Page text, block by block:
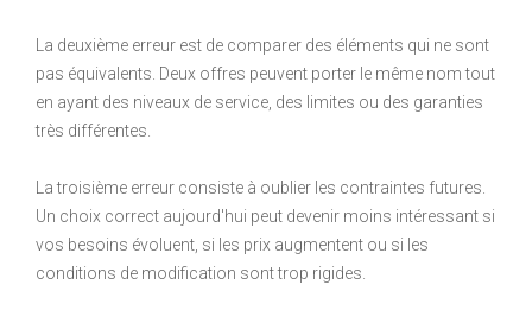
La deuxième erreur est de comparer des éléments qui ne sont
pas équivalents. Deux offres peuvent porter le même nom tout
en ayant des niveaux de service, des limites ou des garanties
très différentes.
La troisième erreur consiste à oublier les contraintes futures.
Un choix correct aujourd'hui peut devenir moins intéressant si
vos besoins évoluent, si les prix augmentent ou si les
conditions de modification sont trop rigides.